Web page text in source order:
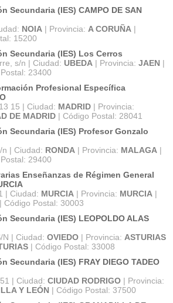
Secundaria (IES) CAMPO DE SAN
NOIA | Provincia: A CORUÑA |
15200
Secundaria (IES) Los Cerros
s/n | Ciudad: UBEDA | Provincia: JAEN |
23400
Profesional Específica
15 | Ciudad: MADRID | Provincia:
DE MADRID | Código Postal: 28041
Secundaria (IES) Profesor Gonzalo
n | Ciudad: RONDA | Provincia: MALAGA |
29400
Enseñanzas de Régimen General
| Ciudad: MURCIA | Provincia: MURCIA |
| Código Postal: 30003
Secundaria (IES) LEOPOLDO ALAS
N | Ciudad: OVIEDO | Provincia: ASTURIAS
| Código Postal: 33008
Secundaria (IES) FRAY DIEGO TADEO
| Ciudad: CIUDAD RODRIGO | Provincia:
Y LEÓN | Código Postal: 37500